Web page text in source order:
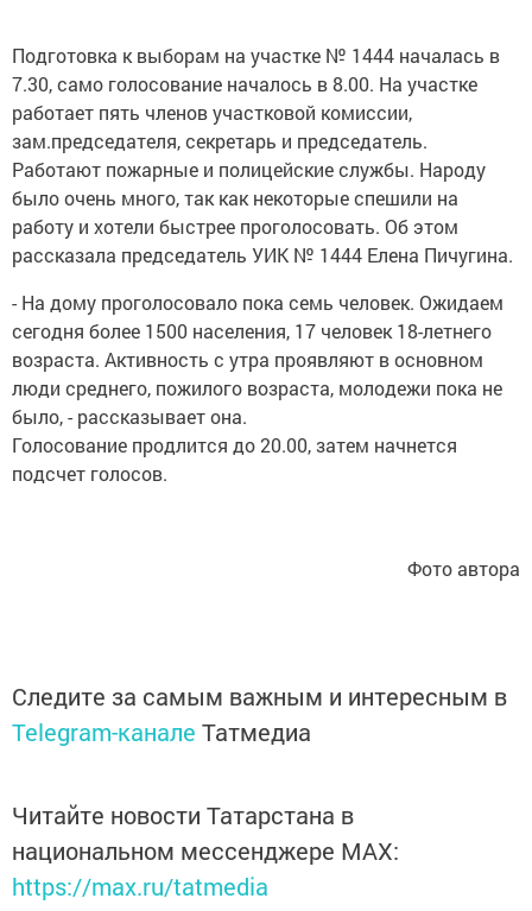
Подготовка к выборам на участке № 1444 началась в
7.30, само голосование началось в 8.00. На участке
работает пять членов участковой комиссии,
зам.председателя, секретарь и председатель.
Работают пожарные и полицейские службы. Народу
было очень много, так как некоторые спешили на
работу и хотели быстрее проголосовать. Об этом
рассказала председатель УИК № 1444 Елена Пичугина.
- На дому проголосовало пока семь человек. Ожидаем
сегодня более 1500 населения, 17 человек 18-летнего
возраста. Активность с утра проявляют в основном
люди среднего, пожилого возраста, молодежи пока не
было, - рассказывает она.
Голосование продлится до 20.00, затем начнется
подсчет голосов.
Фото автора
Следите за самым важным и интересным в
Telegram-канале Татмедиа
Читайте новости Татарстана в
национальном мессенджере MАХ:
https://max.ru/tatmedia